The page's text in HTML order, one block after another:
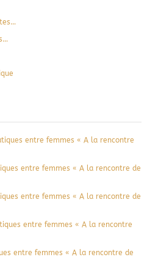
entre femmes « A la rencontre
entre femmes « A la rencontre de
entre femmes « A la rencontre de
entre femmes « A la rencontre
entre femmes « A la rencontre de